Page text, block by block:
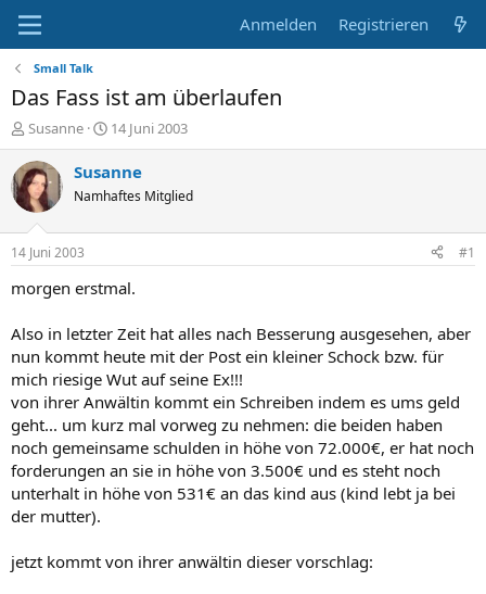
Anmelden Registrieren
Small Talk
Das Fass ist am überlaufen
E
r
s
t
e
e
r
Susanne
E
r
s
e
t
a
14 Juni 2003
Susanne
Namhaftes Mitglied
14 Juni 2003 #1
morgen erstmal.
Also in letzter Zeit hat alles nach Besserung ausgesehen, aber
nun kommt heute mit der Post ein kleiner Schock bzw. für
mich riesige Wut auf seine Ex!!!
von ihrer Anwältin kommt ein Schreiben indem es ums geld
geht... um kurz mal vorweg zu nehmen: die beiden haben
noch gemeinsame schulden in höhe von 72.000€, er hat noch
forderungen an sie in höhe von 3.500€ und es steht noch
unterhalt in höhe von 531€ an das kind aus (kind lebt ja bei
der mutter).
jetzt kommt von ihrer anwältin dieser vorschlag: